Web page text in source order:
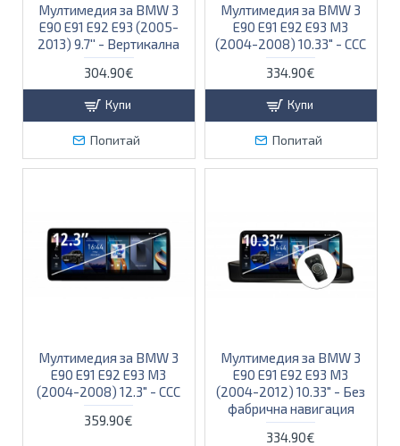
Мултимедия за BMW 3
E90 E91 E92 E93 (2005-
2013) 9.7'' - Вертикална
304.90€
Купи
Попитай
Мултимедия за BMW 3
E90 E91 E92 E93 M3
(2004-2008) 10.33" - CCC
334.90€
Купи
Попитай
Мултимедия за BMW 3
E90 E91 E92 E93 M3
(2004-2008) 12.3" - CCC
359.90€
Мултимедия за BMW 3
E90 E91 E92 E93 M3
(2004-2012) 10.33" - Без
фабрична навигация
334.90€